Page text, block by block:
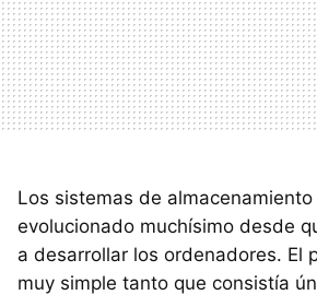
Los sistemas de
evolucionado muchísimo desde
a desarrollar los ordenadores. El
muy simple tanto que consistía